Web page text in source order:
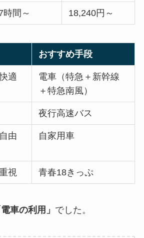
時間～ 18,240円～
おすすめ手段
適
電車（特急＋新幹線
＋特急南風）
夜行高速バス
由
自家用車
視 青春18きっぷ
電車の利用」 でした。